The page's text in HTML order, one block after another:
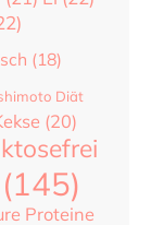
(18)
Diät
(20)
(145)
Proteine